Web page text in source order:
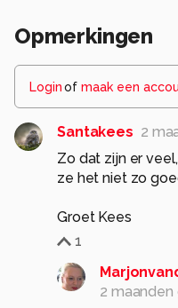
Opmerkingen
Loginof maak een
Santakees 2
Zo dat zijn er
ze het niet zo
Groet Kees
1
2